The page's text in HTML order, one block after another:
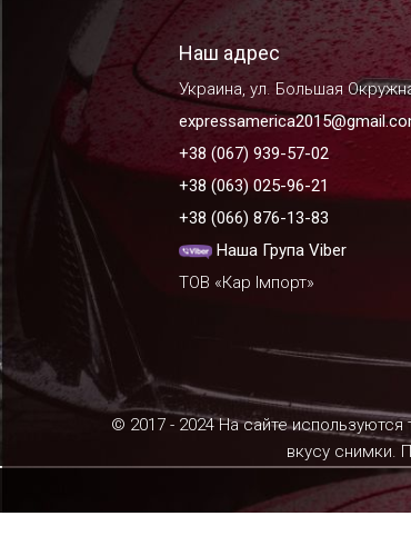
Наш адрес
Украина, ул. Большая
+38 (067) 939-57-02
+38 (063) 025-96-21
+38 (066) 876-13-83
Наша Група Viber
ТОВ «Кар Імпорт»
© 2017 - 2024 На сайте
вкусу снимки.